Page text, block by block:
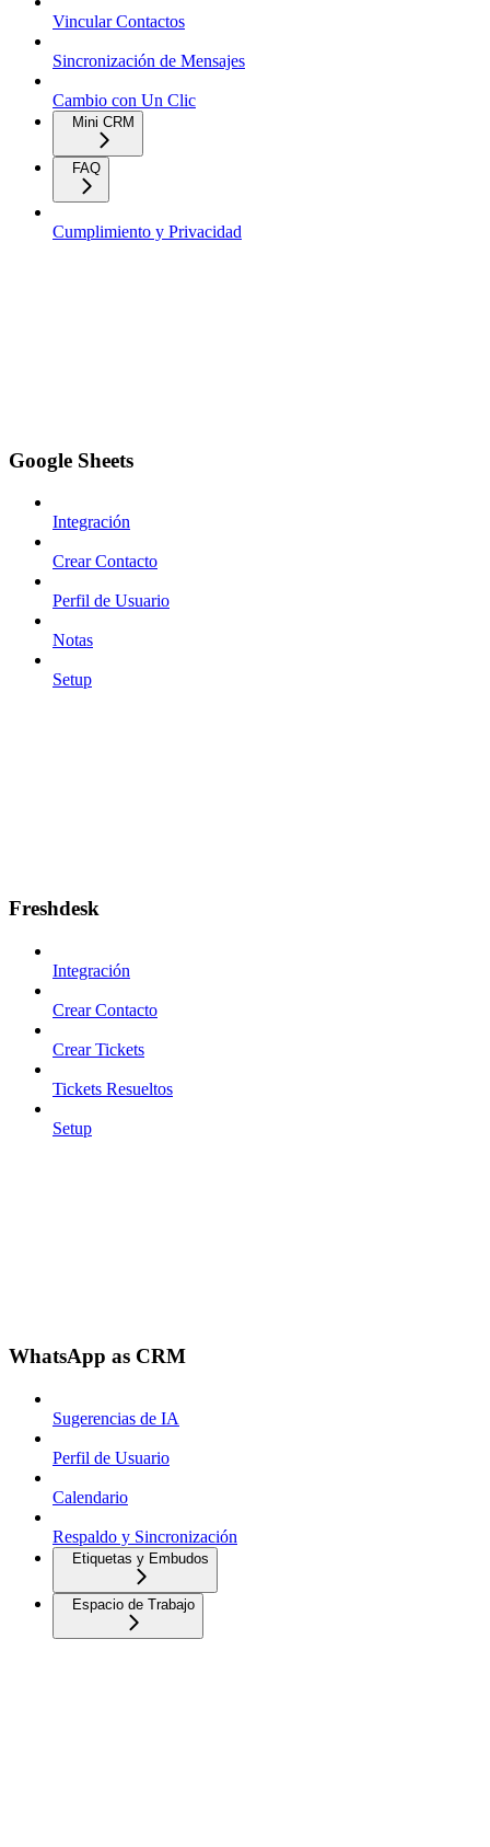
Vincular Contactos
Sincronización de Mensajes
Cambio con Un Clic
Mini CRM
FAQ
Cumplimiento y Privacidad
Google Sheets
Integración
Crear Contacto
Perfil de Usuario
Notas
Setup
Freshdesk
Integración
Crear Contacto
Crear Tickets
Tickets Resueltos
Setup
WhatsApp as CRM
Sugerencias de IA
Perfil de Usuario
Calendario
Respaldo y Sincronización
Etiquetas y Embudos
Espacio de Trabajo